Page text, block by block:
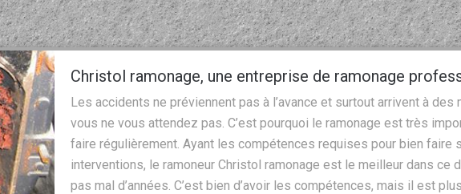
Christol ramonage, une entreprise de ramonage
Les accidents ne préviennent pas à l’avance et surtout arrivent à des
vous ne vous attendez pas. C’est pourquoi le ramonage est très
faire régulièrement. Ayant les compétences requises pour bien faire
interventions, le ramoneur Christol ramonage est le meilleur dans ce
pas mal d’années. C’est bien d’avoir les compétences, mais il est